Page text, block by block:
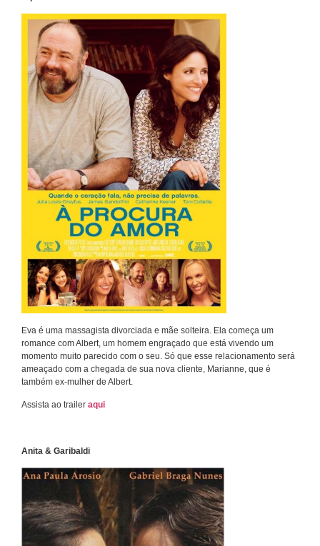
Eva é uma massagista divorciada e mãe solteira. Ela começa um
romance com Albert, um homem engraçado que está vivendo um
momento muito parecido com o seu. Só que esse relacionamento será
ameaçado com a chegada de sua nova cliente, Marianne, que é
também ex-mulher de Albert.
Assista ao trailer aqui
Anita & Garibaldi